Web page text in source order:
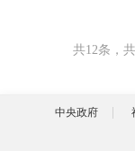
共12条，共
中央政府